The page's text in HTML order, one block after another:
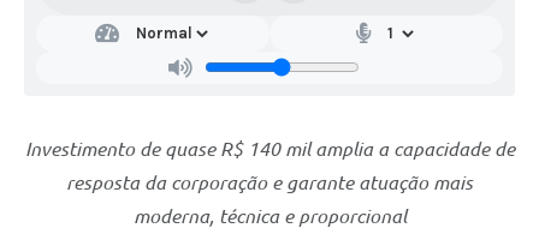
Investimento de quase R$ 140 mil amplia a capacidade de
resposta da corporação e garante atuação mais
moderna, técnica e proporcional